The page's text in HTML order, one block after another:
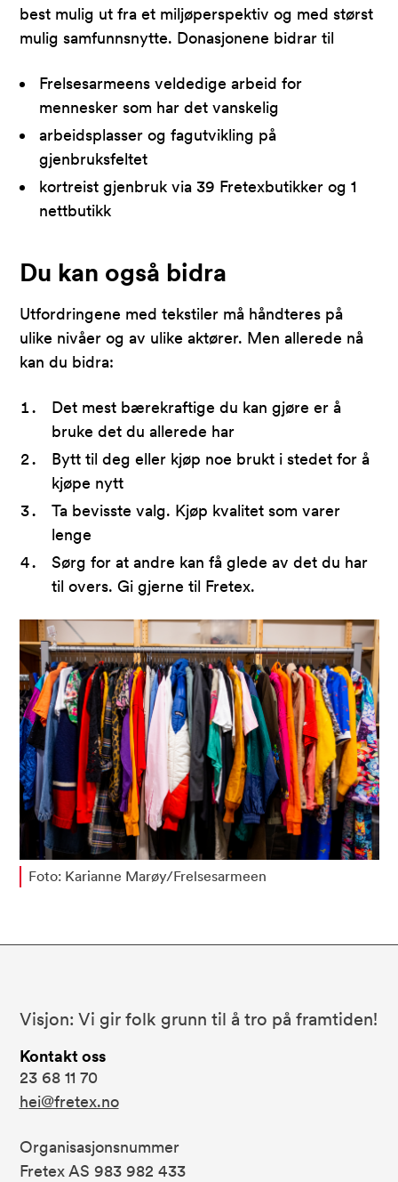
best mulig ut fra et miljøperspektiv og med størst
mulig samfunnsnytte. Donasjonene bidrar til
Frelsesarmeens veldedige arbeid for
mennesker som har det vanskelig
arbeidsplasser og fagutvikling på
gjenbruksfeltet
kortreist gjenbruk via 39 Fretexbutikker og 1
nettbutikk
Du kan også bidra
Utfordringene med tekstiler må håndteres på
ulike nivåer og av ulike aktører. Men allerede nå
kan du bidra:
Det mest bærekraftige du kan gjøre er å
bruke det du allerede har
Bytt til deg eller kjøp noe brukt i stedet for å
kjøpe nytt
Ta bevisste valg. Kjøp kvalitet som varer
lenge
Sørg for at andre kan få glede av det du har
til overs. Gi gjerne til Fretex.
Foto: Karianne Marøy/Frelsesarmeen
Bunnområde
Fretex
Visjon: Vi gir folk grunn til å tro på framtiden!
Kontakt oss
23 68 11 70
hei@fretex.no
Organisasjonsnummer
Fretex AS 983 982 433